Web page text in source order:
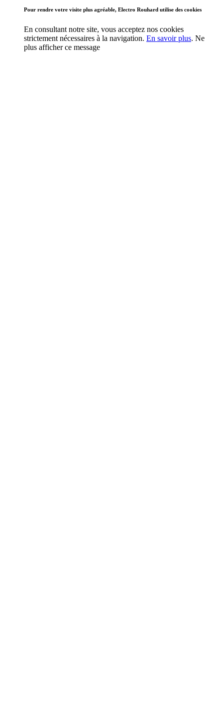
Pour rendre votre visite plus agréable, Electro Rouhard utilise des cookies
En consultant notre site, vous acceptez nos cookies
strictement nécessaires à la navigation. En savoir plus. Ne
plus afficher ce message